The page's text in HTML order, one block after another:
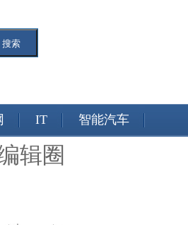
搜索
IT 智能汽车
辑圈